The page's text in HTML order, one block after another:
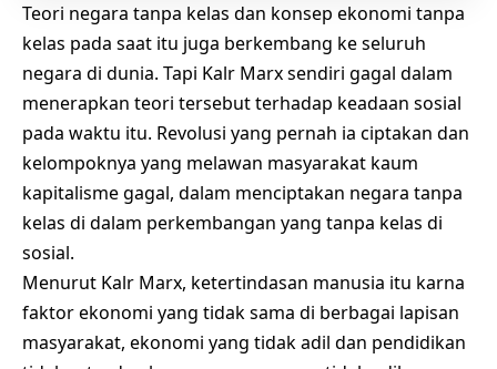
Teori negara tanpa kelas dan konsep ekonomi tanpa
kelas pada saat itu juga berkembang ke seluruh
negara di dunia. Tapi Kalr Marx sendiri gagal dalam
menerapkan teori tersebut terhadap keadaan sosial
pada waktu itu. Revolusi yang pernah ia ciptakan dan
kelompoknya yang melawan masyarakat kaum
kapitalisme gagal, dalam menciptakan negara tanpa
kelas di dalam perkembangan yang tanpa kelas di
sosial.
Menurut Kalr Marx, ketertindasan manusia itu karna
faktor ekonomi yang tidak sama di berbagai lapisan
masyarakat, ekonomi yang tidak adil dan pendidikan